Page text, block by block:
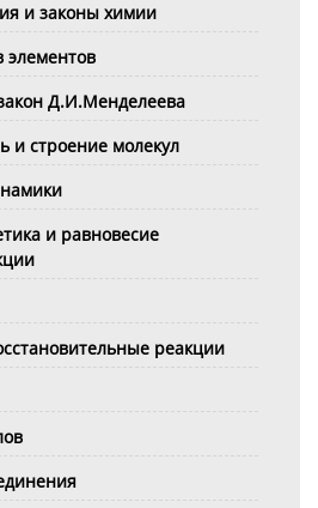
и законы химии
элементов
Д.И.Менделеева
и строение молекул
и равновесие
реакции